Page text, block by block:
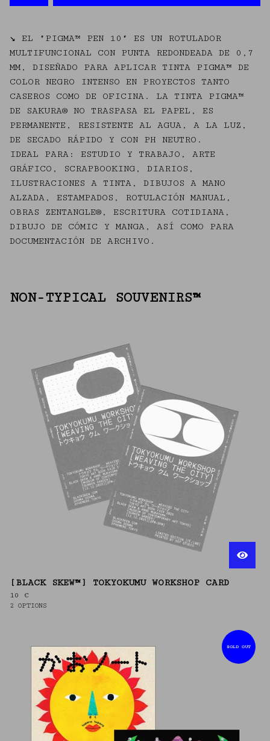
↘ EL "PIGMA™ PEN 10" ES UN ROTULADOR
MULTIFUNCIONAL CON PUNTA REDONDEADA DE 0,7
MM, DISEÑADO PARA APLICAR TINTA PIGMA™ DE
COLOR NEGRO INTENSO EN PROYECTOS TANTO
CASEROS COMO DE OFICINA. LA TINTA PIGMA™
DE SAKURA® NO TRASPASA EL PAPEL, ES
PERMANENTE, RESISTENTE AL AGUA, A LA LUZ,
DE SECADO RÁPIDO Y CON PH NEUTRO.
IDEAL PARA: ESTUDIO Y TRABAJO, ARTE
GRÁFICO, SCRAPBOOKING, DIARIOS,
ILUSTRACIONES A TINTA, DIBUJOS A MANO
ALZADA, ESTAMPADOS, ROTULACIÓN MANUAL,
OBRAS ZENTANGLE®, ESCRITURA COTIDIANA,
DIBUJO DE CÓMIC Y MANGA, ASÍ COMO PARA
DOCUMENTACIÓN DE ARCHIVO.
NON-TYPICAL SOUVENIRS™
[BLACK SKEW™] TOKYOKUMU WORKSHOP CARD
10 €
2 OPTIONS
SOLD OUT